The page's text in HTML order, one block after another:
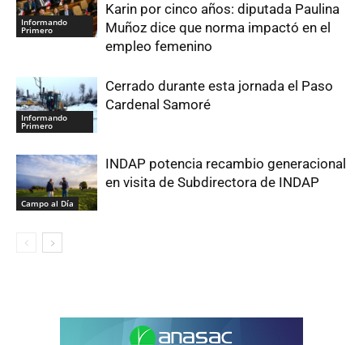
Informando
Primero
Karin por cinco años: diputada Paulina
Muñoz dice que norma impactó en el
empleo femenino
Informando
Primero
Cerrado durante esta jornada el Paso
Cardenal Samoré
Campo al Día
INDAP potencia recambio generacional
en visita de Subdirectora de INDAP